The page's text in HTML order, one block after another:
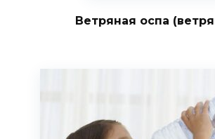
Ветряная оспа